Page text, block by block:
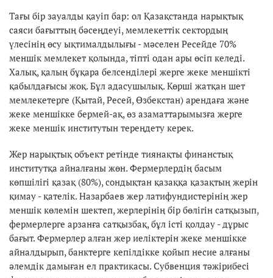
Тағы бір зауалды қауіп бар: ол Қазақстанда нарықтық
саяси бағыттың бәсеңдеуі, мемлекеттік сектордың
үлесінің өсу ықтималдылығы - мәселен Ресейде 70%
меншік мемлекет қолында, тіпті одан ары өсіп келеді.
Халық, қалың бұқара белсенділері жерге жеке меншікті
қабылдағысы жоқ. Бұл адасушылық. Көрші жатқан шет
мемлекетерге (Қытай, Ресей, Өзбекстан) арендаға және
жеке меншікке бермей-ақ, өз азаматтарымызға жерге
жеке меншік институтын тереңдету керек.
Жер нарықтық объект ретінде тиянақты финанстық
институтқа айналғаны жөн. Фермерлердің басым
көпшілігі қазақ (80%), сондықтан қазаққа қазақтың жерін
қимау - қателік. Назарбаев жер латифундистерінің жер
меншік көлемін шектеп, жерлерінің бір бөлігін сатқызып,
фермерлерге арзанға сатқызбақ, бұл істі қолдау - дұрыс
бағыт. Фермерлер алған жер иеліктерін жеке меншікке
айналдырып, банктерге кепілдікке қойып несие алғаны
әлемдік дамыған ел практикасы. Субвенция тәжірибесі